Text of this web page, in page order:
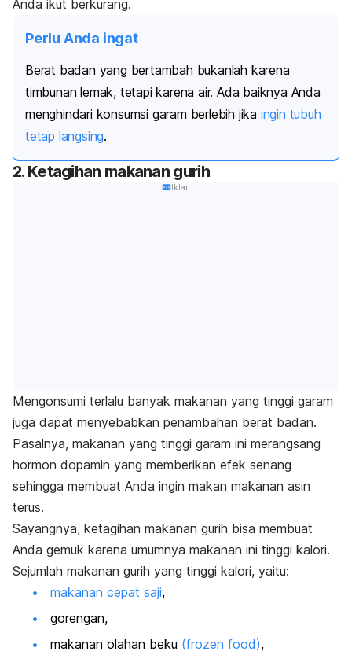
Anda ikut berkurang.
Perlu Anda ingat
Berat badan yang bertambah bukanlah karena
timbunan lemak, tetapi karena air. Ada baiknya Anda
menghindari konsumsi garam berlebih jika ingin tubuh
tetap langsing.
2. Ketagihan makanan gurih
Iklan
Mengonsumi terlalu banyak makanan yang tinggi garam
juga dapat menyebabkan penambahan berat badan.
Pasalnya, makanan yang tinggi garam ini merangsang
hormon dopamin yang memberikan efek senang
sehingga membuat Anda ingin makan makanan asin
terus.
Sayangnya, ketagihan makanan gurih bisa membuat
Anda gemuk karena umumnya makanan ini tinggi kalori.
Sejumlah makanan gurih yang tinggi kalori, yaitu:
makanan cepat saji,
gorengan,
makanan olahan beku (frozen food),